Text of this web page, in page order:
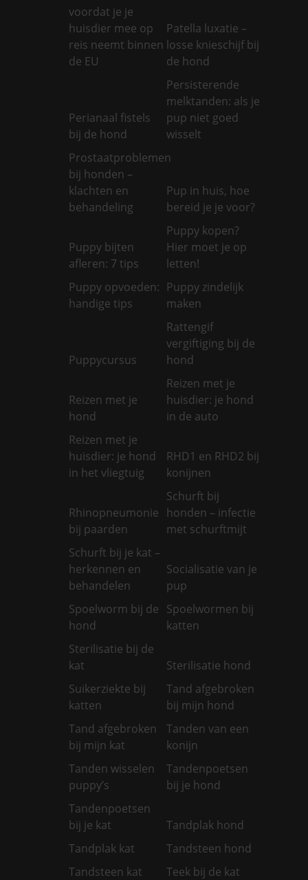
voordat je je
huisdier mee op
reis neemt binnen
de EU
Patella luxatie –
losse knieschijf bij
de hond
Perianaal fistels
bij de hond
Persisterende
melktanden: als je
pup niet goed
wisselt
Prostaatproblemen
bij honden –
klachten en
behandeling
Pup in huis, hoe
bereid je je voor?
Puppy bijten
afleren: 7 tips
Puppy kopen?
Hier moet je op
letten!
Puppy opvoeden:
handige tips
Puppy zindelijk
maken
Puppycursus
Rattengif
vergiftiging bij de
hond
Reizen met je
hond
Reizen met je
huisdier: je hond
in de auto
Reizen met je
huisdier: je hond
in het vliegtuig
RHD1 en RHD2 bij
konijnen
Rhinopneumonie
bij paarden
Schurft bij
honden – infectie
met schurftmijt
Schurft bij je kat –
herkennen en
behandelen
Socialisatie van je
pup
Spoelworm bij de
hond
Spoelwormen bij
katten
Sterilisatie bij de
kat
Sterilisatie hond
Suikerziekte bij
katten
Tand afgebroken
bij mijn hond
Tand afgebroken
bij mijn kat
Tanden van een
konijn
Tanden wisselen
puppy’s
Tandenpoetsen
bij je hond
Tandenpoetsen
bij je kat
Tandplak hond
Tandplak kat
Tandsteen hond
Tandsteen kat
Teek bij de kat